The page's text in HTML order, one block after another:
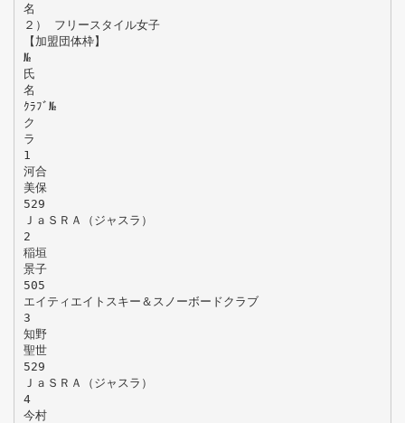
名
２） フリースタイル女子
【加盟団体枠】
№
氏
名
ｸﾗﾌﾞ№
ク
ラ
1
河合
美保
529
ＪａＳＲＡ（ジャスラ）
2
稲垣
景子
505
エイティエイトスキー＆スノーボードクラブ
3
知野
聖世
529
ＪａＳＲＡ（ジャスラ）
4
今村